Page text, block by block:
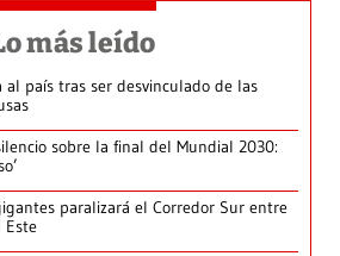
más leído
al país tras ser desvinculado de las
sobre la final del Mundial 2030:
paralizará el Corredor Sur entre
Este